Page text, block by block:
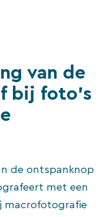
van de
bij foto’s
de ontspanknop
met een
macrofotografie